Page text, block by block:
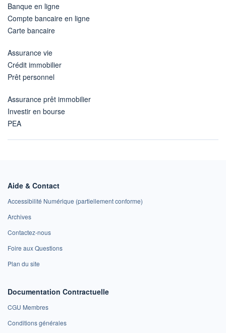
Banque en ligne
Compte bancaire en ligne
Carte bancaire
Assurance vie
Crédit immobilier
Prêt personnel
Assurance prêt immobilier
Investir en bourse
PEA
Aide & Contact
Accessibilité Numérique (partiellement conforme)
Archives
Contactez-nous
Foire aux Questions
Plan du site
Documentation Contractuelle
CGU Membres
Conditions générales